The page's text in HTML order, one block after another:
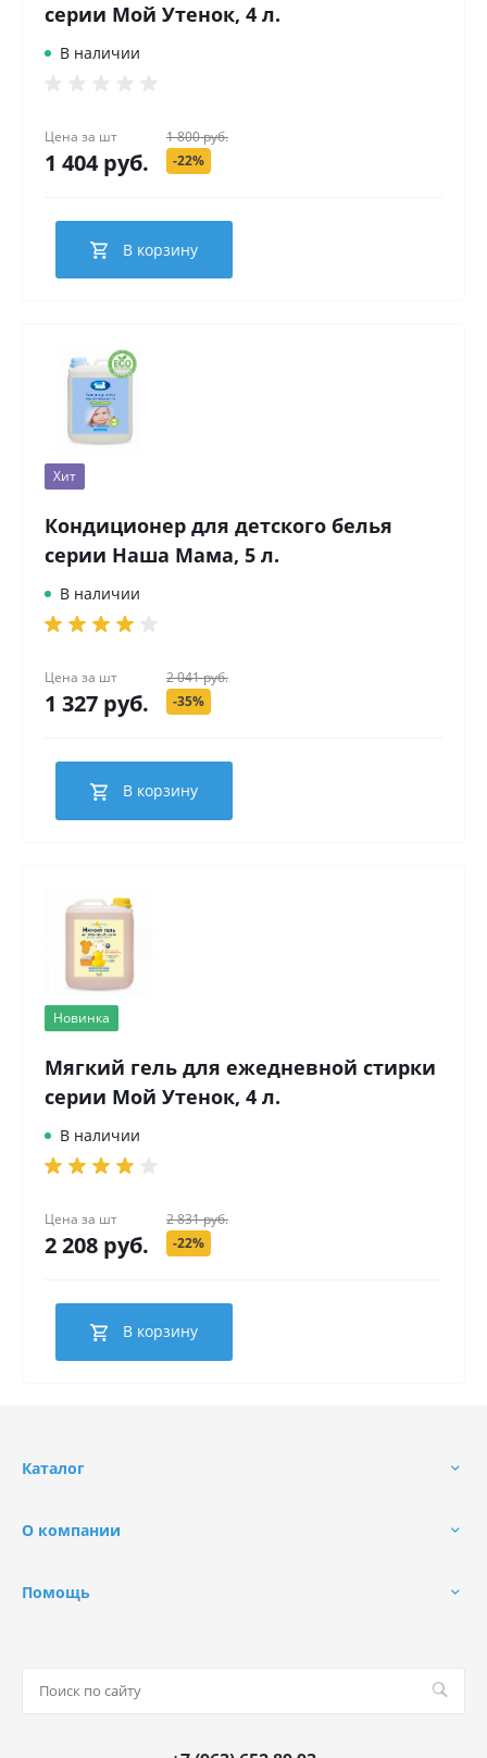
серии Мой Утенок, 4 л.
В наличии
Цена за шт
1 404 руб.
1 800 руб.
-22%
В корзину
Хит
Кондиционер для детского белья
серии Наша Мама, 5 л.
В наличии
Цена за шт
1 327 руб.
2 041 руб.
-35%
В корзину
Новинка
Мягкий гель для ежедневной стирки
серии Мой Утенок, 4 л.
В наличии
Цена за шт
2 208 руб.
2 831 руб.
-22%
В корзину
Каталог
О компании
Помощь